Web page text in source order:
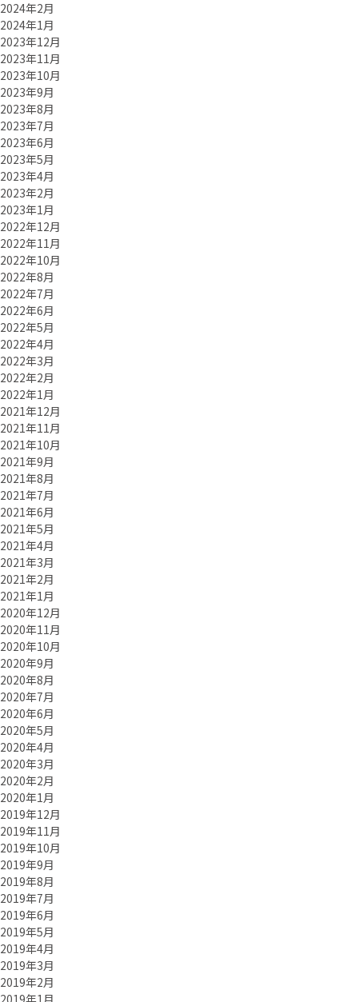
2024年2月
2024年1月
2023年12月
2023年11月
2023年10月
2023年9月
2023年8月
2023年7月
2023年6月
2023年5月
2023年4月
2023年2月
2023年1月
2022年12月
2022年11月
2022年10月
2022年8月
2022年7月
2022年6月
2022年5月
2022年4月
2022年3月
2022年2月
2022年1月
2021年12月
2021年11月
2021年10月
2021年9月
2021年8月
2021年7月
2021年6月
2021年5月
2021年4月
2021年3月
2021年2月
2021年1月
2020年12月
2020年11月
2020年10月
2020年9月
2020年8月
2020年7月
2020年6月
2020年5月
2020年4月
2020年3月
2020年2月
2020年1月
2019年12月
2019年11月
2019年10月
2019年9月
2019年8月
2019年7月
2019年6月
2019年5月
2019年4月
2019年3月
2019年2月
2019年1月